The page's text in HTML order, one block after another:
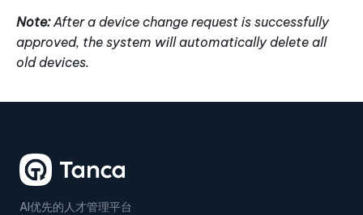
Note:After a device change request is successfully
approved, the system will automatically delete all
old devices.
AI优先的人才管理平台